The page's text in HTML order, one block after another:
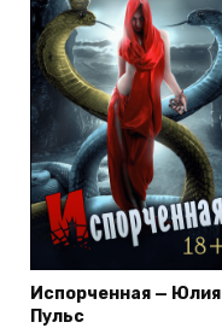
Испорченная — Юлия
Пульс